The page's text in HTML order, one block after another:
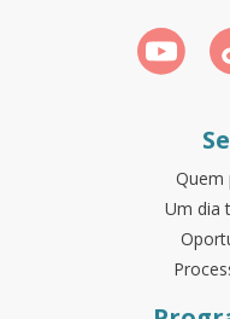
Quem
Um dia